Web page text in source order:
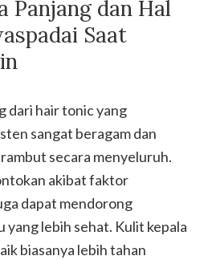
Panjang dan Hal
Saat
dari hair tonic yang
sangat beragam dan
secara menyeluruh.
akibat faktor
dapat mendorong
yang lebih sehat. Kulit kepala
biasanya lebih tahan